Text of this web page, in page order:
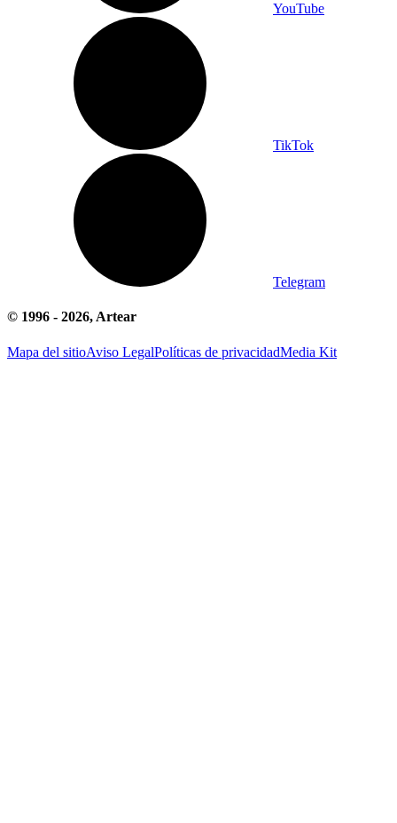
YouTube
TikTok
Telegram
© 1996 - 2026, Artear
Mapa del sitioAviso LegalPolíticas de privacidadMedia Kit